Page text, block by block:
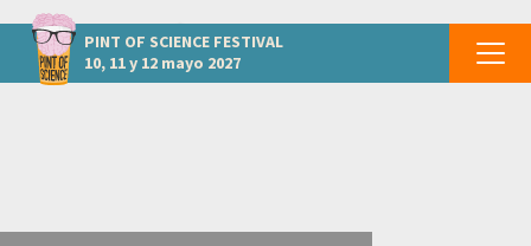
PINT OF SCIENCE FESTIVAL
10, 11 y 12 mayo 2027
otros eventos JAÉN - Baeza